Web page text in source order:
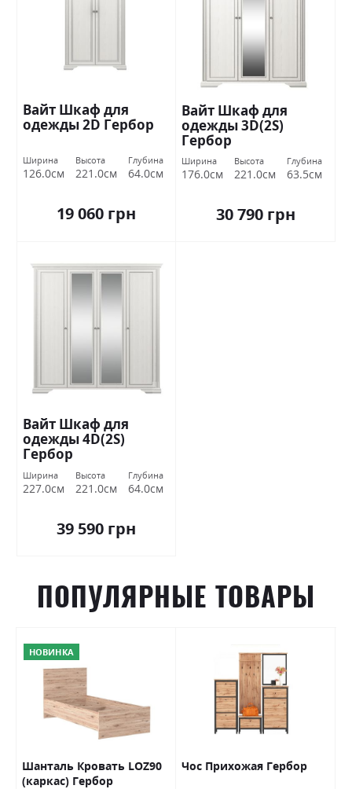
Вайт Шкаф для
одежды 2D Гербор
Ширина
126.0см
Высота
221.0см
Глубина
64.0см
19 060 грн
Вайт Шкаф для
одежды 3D(2S)
Гербор
Ширина
176.0см
Высота
221.0см
Глубина
63.5см
30 790 грн
Вайт Шкаф для
одежды 4D(2S)
Гербор
Ширина
227.0см
Высота
221.0см
Глубина
64.0см
39 590 грн
ПОПУЛЯРНЫЕ ТОВАРЫ
НОВИНКА
Шанталь Кровать LOZ90
(каркас) Гербор
Чос Прихожая Гербор